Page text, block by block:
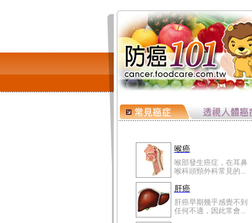
喉癌
喉部發生癌症，在耳鼻
喉科頭頸外科常見的...
肝癌
肝癌早期幾乎感覺不到
任何不適，因此常會...